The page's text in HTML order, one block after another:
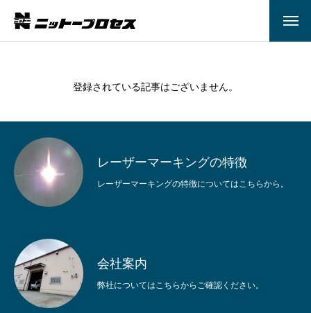
HOME
レーザーマーキング
特殊印刷
ご依頼の流れ
登録されている記事はございません。
レーザーマーキングの特徴
レーザーマーキングの特徴についてはこちらから。
会社案内
弊社についてはこちらからご確認ください。